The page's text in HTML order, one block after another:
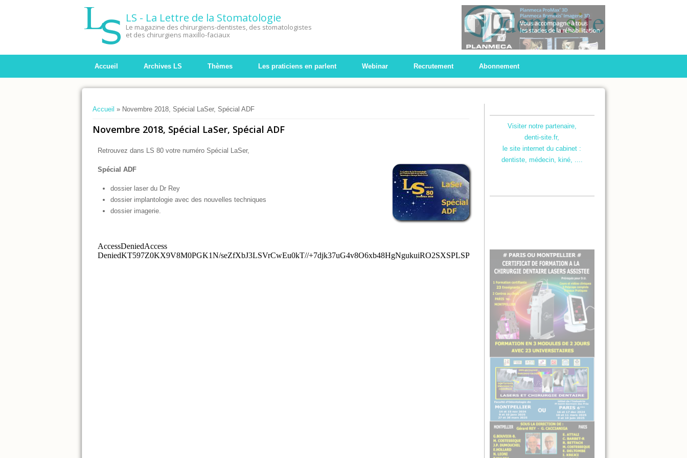
LS - La Lettre de la Stomatologie
Le magazine des chirurgiens-dentistes, des stomatologistes
et des chirurgiens maxillo-faciaux
Accueil Archives LS Thèmes Les praticiens en parlent Webinar Recrutement Abonnement
Vous êtes ici
Accueil » Novembre 2018, Spécial LaSer, Spécial ADF
Novembre 2018, Spécial LaSer, Spécial ADF
Retrouvez dans LS 80 votre numéro Spécial LaSer,
Spécial ADF
dossier laser du Dr Rey
dossier implantologie avec des nouvelles techniques
dossier imagerie.
Visiter notre partenaire,
denti-site.fr,
le site internet du cabinet :
dentiste, médecin, kiné, ....